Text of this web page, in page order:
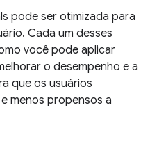
pode ser otimizada para
Cada um desses
você pode aplicar
o desempenho e a
que os usuários
menos propensos a